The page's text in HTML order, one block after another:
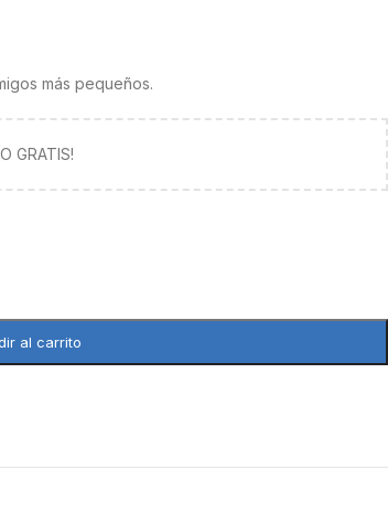
más pequeños.
GRATIS!
al carrito